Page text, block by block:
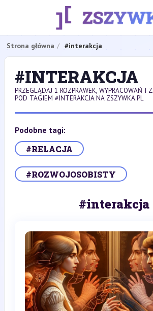
Strona główna #interakcja
#INTERAKCJA
PRZEGLĄDAJ 1 ROZPRAWEK, WYPRACOWAŃ I
POD TAGIEM #INTERAKCJA NA ZSZYWKA.PL
Podobne tagi:
#RELACJA
#ROZWOJOSOBISTY
#interakcja